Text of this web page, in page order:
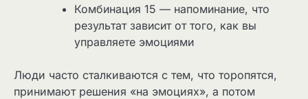
Комбинация 15 — напоминание, что
результат зависит от того, как вы
управляете эмоциями
Люди часто сталкиваются с тем, что торопятся,
принимают решения «на эмоциях», а потом